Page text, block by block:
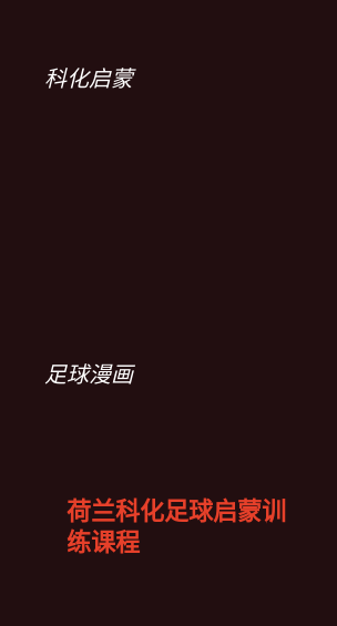
科化启蒙
荷兰科化足球启蒙训
练课程
足球漫画